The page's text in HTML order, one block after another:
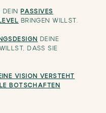
DEINPASSIVES
BRINGEN WILLST.
DEINE
DASS SIE
VISION VERSTEHT
BOTSCHAFTEN